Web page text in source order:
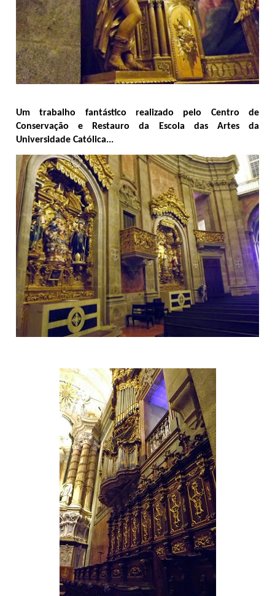
Um trabalho fantástico realizado pelo Centro de
Conservação e Restauro da Escola das Artes da
Universidade Católica...